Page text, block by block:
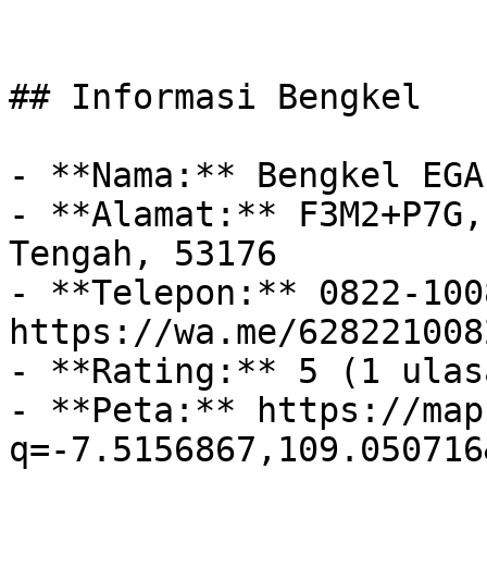
## Informasi Bengkel
- **Nama:** Bengkel
- **Alamat:**
Tengah, 53176
- **Telepon:** 0822-
https://wa.me/
- **Rating:** 5 (1
- **Peta:** https://